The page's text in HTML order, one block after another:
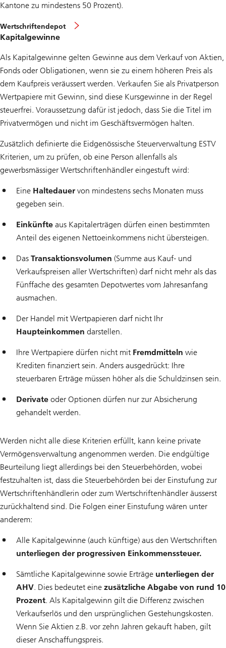
Kantone zu mindestens 50 Prozent).
Wertschriftendepot
Kapitalgewinne
Als Kapitalgewinne gelten Gewinne aus dem Verkauf von Aktien,
Fonds oder Obligationen, wenn sie zu einem höheren Preis als
dem Kaufpreis veräussert werden. Verkaufen Sie als Privatperson
Wertpapiere mit Gewinn, sind diese Kursgewinne in der Regel
steuerfrei. Voraussetzung dafür ist jedoch, dass Sie die Titel im
Privatvermögen und nicht im Geschäftsvermögen halten.
Zusätzlich definierte die Eidgenössische Steuerverwaltung ESTV
Kriterien, um zu prüfen, ob eine Person allenfalls als
gewerbsmässiger Wertschriftenhändler eingestuft wird:
Eine Haltedauer von mindestens sechs Monaten muss
gegeben sein.
Einkünfte aus Kapitalerträgen dürfen einen bestimmten
Anteil des eigenen Nettoeinkommens nicht übersteigen.
Das Transaktionsvolumen (Summe aus Kauf- und
Verkaufspreisen aller Wertschriften) darf nicht mehr als das
Fünffache des gesamten Depotwertes vom Jahresanfang
ausmachen.
Der Handel mit Wertpapieren darf nicht Ihr
Haupteinkommen darstellen.
Ihre Wertpapiere dürfen nicht mit Fremdmitteln wie
Krediten finanziert sein. Anders ausgedrückt: Ihre
steuerbaren Erträge müssen höher als die Schuldzinsen sein.
Derivate oder Optionen dürfen nur zur Absicherung
gehandelt werden.
Werden nicht alle diese Kriterien erfüllt, kann keine private
Vermögensverwaltung angenommen werden. Die endgültige
Beurteilung liegt allerdings bei den Steuerbehörden, wobei
festzuhalten ist, dass die Steuerbehörden bei der Einstufung zur
Wertschriftenhändlerin oder zum Wertschriftenhändler äusserst
zurückhaltend sind. Die Folgen einer Einstufung wären unter
anderem:
Alle Kapitalgewinne (auch künftige) aus den Wertschriften
unterliegen der progressiven Einkommenssteuer.
Sämtliche Kapitalgewinne sowie Erträge unterliegen der
AHV. Dies bedeutet eine zusätzliche Abgabe von rund 10
Prozent. Als Kapitalgewinn gilt die Differenz zwischen
Verkaufserlös und den ursprünglichen Gestehungskosten.
Wenn Sie Aktien z.B. vor zehn Jahren gekauft haben, gilt
dieser Anschaffungspreis.